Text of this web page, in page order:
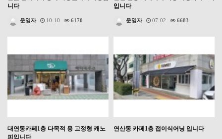
니다
운영자 10-10 6170
입니다
운영자 07-02 6683
대연동카페1층 다목적 용 고정형 캐노
피입니다
연산동 카페1층 접이식어닝 입니다